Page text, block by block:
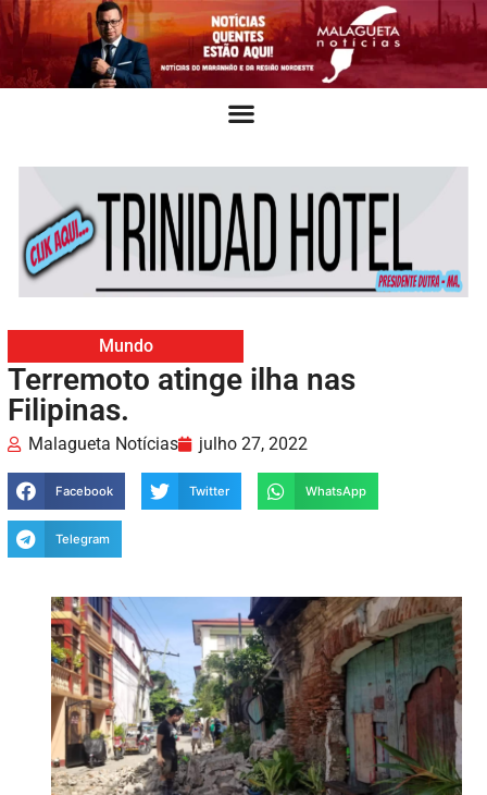
Mundo
Terremoto atinge ilha nas
Filipinas.
Malagueta Notícias julho 27, 2022
Facebook Twitter WhatsApp
Telegram